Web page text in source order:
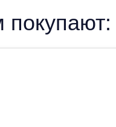
покупают: